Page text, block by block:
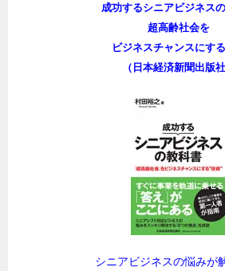
成功するシニアビジネス
超高齢社会を
ビジネスチャンスにす
（日本経済新聞出版社
シニアビジネスの悩みが